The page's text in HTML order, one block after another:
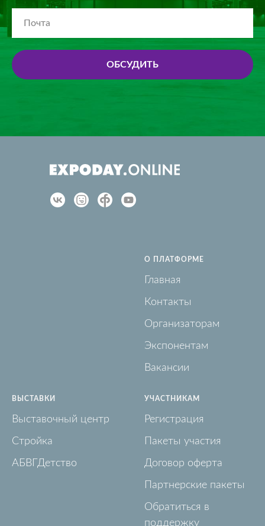
ОБСУДИТЬ
О ПЛАТФОРМЕ
Главная
Контакты
Организаторам
Экспонентам
Вакансии
ВЫСТАВКИ
Выставочный центр
Стройка
АБВГДетство
УЧАСТНИКАМ
Регистрация
Пакеты участия
Договор оферта
Партнерские пакеты
Обратиться в
поддержку